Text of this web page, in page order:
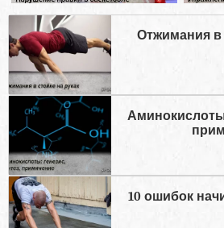
Отжимания в
10 ошибок